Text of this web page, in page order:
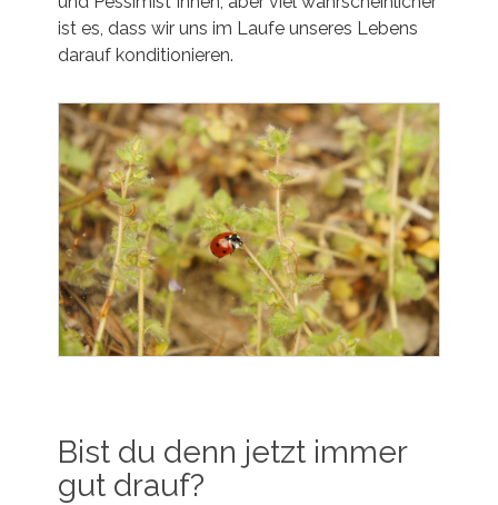
ist es, dass wir uns im Laufe unseres Lebens
darauf konditionieren.
Bist du denn jetzt immer
gut drauf?